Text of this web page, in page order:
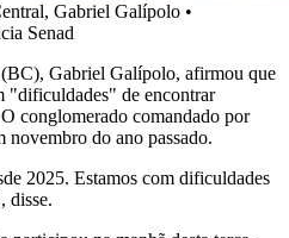
Gabriel Galípolo •
Senad
Gabriel Galípolo, afirmou que
"dificuldades" de encontrar
conglomerado comandado por
do ano passado.
2025. Estamos com dificuldades
disse.